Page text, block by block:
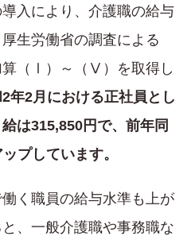
入により、介護職の給与
生労働省の調査による
算（Ⅰ）～（Ⅴ）を取得し
年2月における正社員とし
は315,850円で、前年同
プしています。
く職員の給与水準も上が
、一般介護職や事務職な